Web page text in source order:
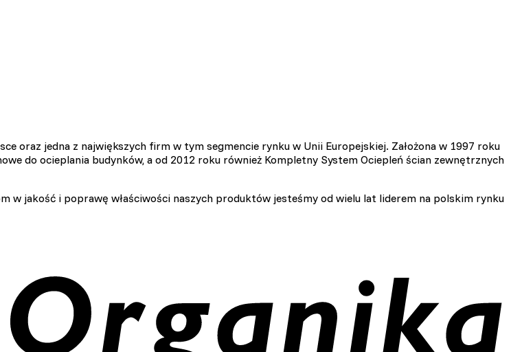
oraz jedna z największych firm w tym segmencie rynku w Unii Europejskiej. Założona w 1997 roku
do ocieplania budynków, a od 2012 roku również Kompletny System Ociepleń ścian zewnętrznych
w jakość i poprawę właściwości naszych produktów jesteśmy od wielu lat liderem na polskim rynku